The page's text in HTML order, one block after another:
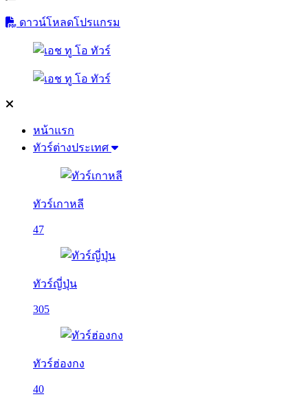
ดาวน์โหลดโปรแกรม
หน้าแรก
ทัวร์ต่างประเทศ
ทัวร์เกาหลี
47
ทัวร์ญี่ปุ่น
305
ทัวร์ฮ่องกง
40